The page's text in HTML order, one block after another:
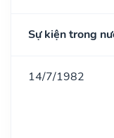
Sự kiện trong
14/7/1982